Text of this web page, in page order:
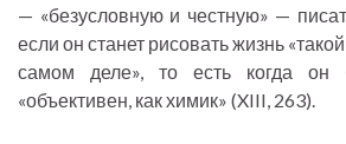
— «безусловную и честную» —
если он станет рисовать жизнь
самом деле», то есть когда он
«объективен, как химик» (XIII, 263).